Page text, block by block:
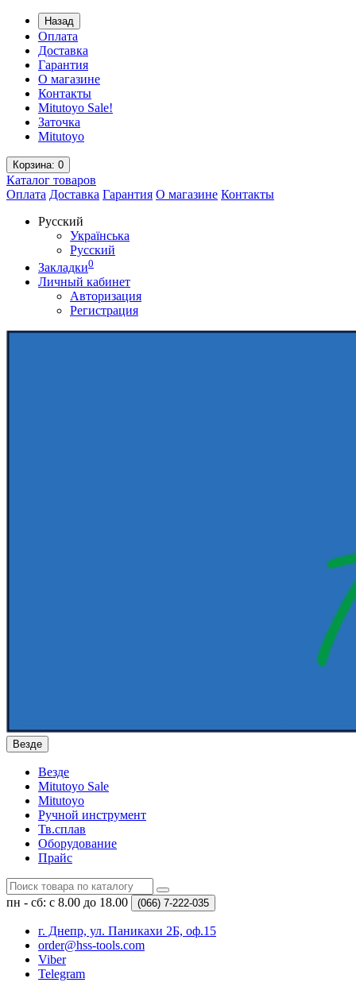
Назад
Оплата
Доставка
Гарантия
О магазине
Контакты
Mitutoyo Sale!
Заточка
Mitutoyo
Корзина: 0
Каталог товаров
Оплата Доставка Гарантия О магазине Контакты
Русский
Українська
Русский
Закладки0
Личный кабинет
Авторизация
Регистрация
Везде
Везде
Mitutoyo Sale
Mitutoyo
Ручной инструмент
Тв.сплав
Оборудование
Прайс
пн - сб: с 8.00 до 18.00 (066) 7-222-035
г. Днепр, ул. Паникахи 2Б, оф.15
order@hss-tools.com
Viber
Telegram